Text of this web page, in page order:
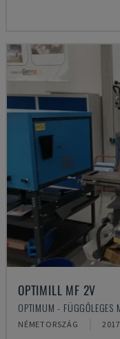
OPTIMILL MF 2V
OPTIMUM - FÜGGŐLEGES
NÉMETORSZÁG 2017